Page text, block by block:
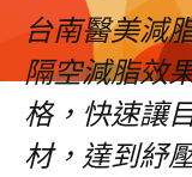
台南醫美減
隔空減脂效
格，快速讓
材，達到紓